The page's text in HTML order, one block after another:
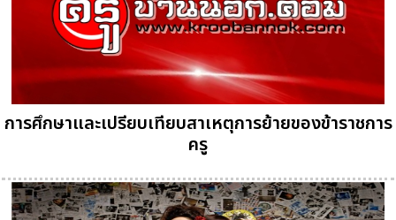
การศึกษาและเปรียบเทียบสาเหตุการย้ายของข้าราชการ
ครู